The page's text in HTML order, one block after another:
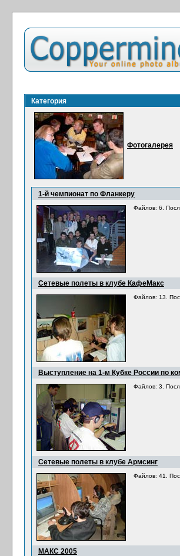
Категория
Фотогалерея
1-й чемпионат по Фланкеру
Файлов: 6.
Сетевые полеты в клубе КафеМакс
Файлов: 13.
Выступление на 1-м Кубке России по
Файлов: 3.
Сетевые полеты в клубе Армсинг
Файлов: 41.
МАКС 2005